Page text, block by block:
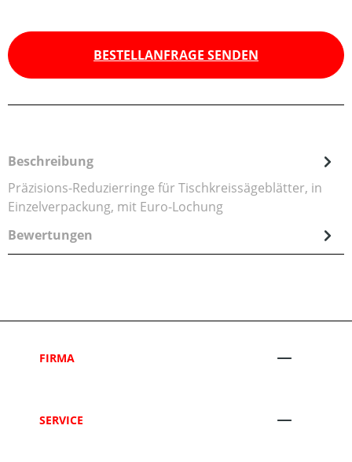
BESTELLANFRAGE SENDEN
Beschreibung
Präzisions-Reduzierringe für Tischkreissägeblätter, in
Einzelverpackung, mit Euro-Lochung
Bewertungen
FIRMA
SERVICE